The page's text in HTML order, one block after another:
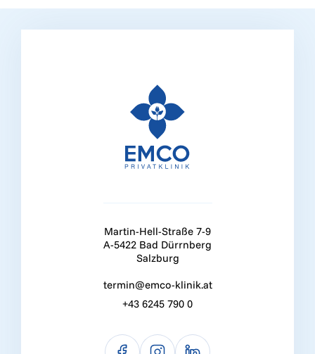
Martin-Hell-Straße 7-9
A-5422 Bad Dürrnberg
Salzburg
termin@emco-klinik.at
+43 6245 790 0